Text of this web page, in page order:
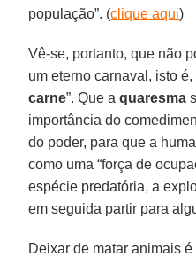
população”. (clique aqui)
Vê-se, portanto, que não
um eterno carnaval, isto é,
carne”. Que aquaresma
importância do
do poder, para que a
como uma “força de
espécie predatória, a
em seguida partir para
Deixar de matar animais